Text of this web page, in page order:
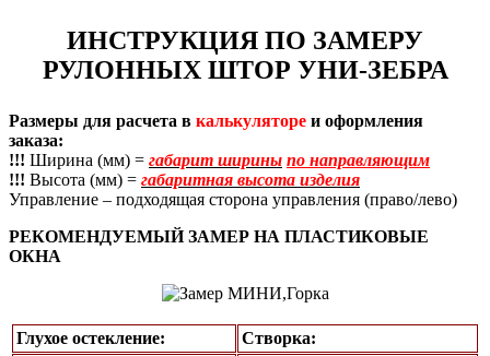
ИНСТРУКЦИЯ ПО ЗАМЕРУ
РУЛОННЫХ ШТОР УНИ-ЗЕБРА
Размеры для расчета в калькуляторе и оформления
заказа:
!!! Ширина (мм) = габарит ширины по направляющим
!!! Высота (мм) = габаритная высота изделия
Управление – подходящая сторона управления (право/лево)
РЕКОМЕНДУЕМЫЙ ЗАМЕР НА ПЛАСТИКОВЫЕ
ОКНА
Глухое остекление:
Створка: